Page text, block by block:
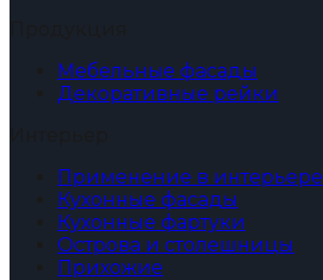
Мебельные фасады
Декоративные рейки
Применение в интерьере
Кухонные фасады
Кухонные фартуки
Острова и столешницы
Прихожие